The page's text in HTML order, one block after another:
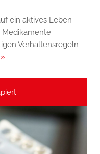
ein aktives Leben
Medikamente
Verhaltensregeln